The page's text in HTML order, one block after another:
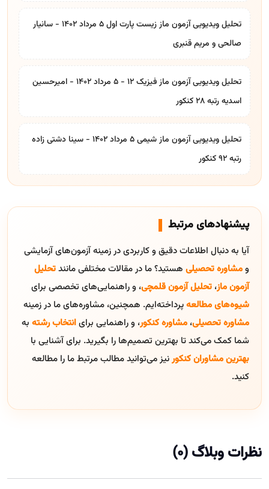
تحلیل ویدیویی آزمون ماز زیست پارت اول ۵ مرداد ۱۴۰۲ - سانیار
صالحی و مریم قنبری
تحلیل ویدیویی آزمون ماز فیزیک ۱۲ - ۵ مرداد ۱۴۰۲ - امیرحسین
اسدیه رتبه ۲۸ کنکور
تحلیل ویدیویی آزمون ماز شیمی ۵ مرداد ۱۴۰۲ - سینا دشتی زاده
رتبه ۹۲ کنکور
پیشنهادهای مرتبط
آیا به دنبال اطلاعات دقیق و کاربردی در زمینه آزمون‌های آزمایشی
ومشاوره تحصیلی هستید؟ ما در مقالات مختلفی مانندتحلیل
آزمون ماز، تحلیل آزمون قلمچی، و راهنمایی‌های تخصصی برای
شیوه‌های مطالعهپرداخته‌ایم. همچنین، مشاوره‌های ما در زمینه
مشاوره تحصیلی، مشاوره کنکور، و راهنمایی برایانتخاب رشته به
شما کمک می‌کند تا بهترین تصمیم‌ها را بگیرید. برای آشنایی با
بهترین مشاوران کنکورنیز می‌توانید مطالب مرتبط ما را مطالعه
کنید.
نظرات وبلاگ (0)